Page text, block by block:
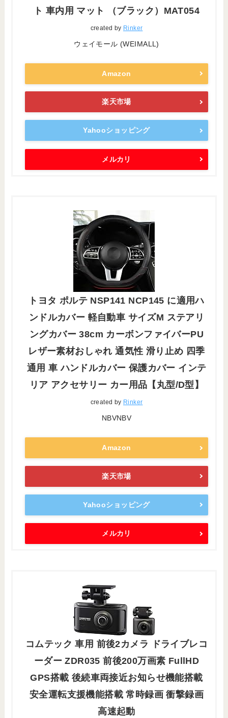
ト 車内用 マット （ブラック）MAT054
created by Rinker
ウェイモール (WEIMALL)
Amazon
楽天市場
Yahooショッピング
メルカリ
トヨタ ポルテ NSP141 NCP145 に適用ハ
ンドルカバー 軽自動車 サイズM ステアリ
ングカバー 38cm カーボンファイバーPU
レザー素材おしゃれ 通気性 滑り止め 四季
通用 車 ハンドルカバー 保護カバー インテ
リア アクセサリー カー用品【丸型/D型】
created by Rinker
NBVNBV
Amazon
楽天市場
Yahooショッピング
メルカリ
コムテック 車用 前後2カメラ ドライブレコ
ーダー ZDR035 前後200万画素 FullHD
GPS搭載 後続車両接近お知らせ機能搭載
安全運転支援機能搭載 常時録画 衝撃録画
高速起動